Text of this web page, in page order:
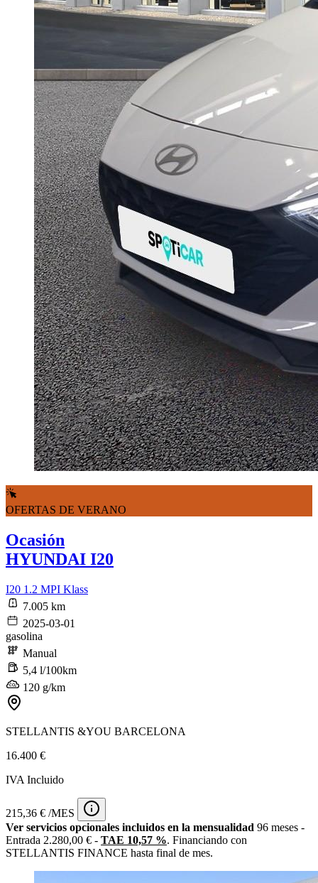
OFERTAS DE VERANO
Ocasión
HYUNDAI I20
I20 1.2 MPI Klass
7.005 km
2025-03-01
gasolina
Manual
5,4 l/100km
120 g/km
STELLANTIS &YOU BARCELONA
16.400 €
IVA Incluido
215,36 € /MES
Ver servicios opcionales incluidos en la mensualidad 96 meses -
Entrada 2.280,00 € - TAE 10,57 %. Financiando con
STELLANTIS FINANCE hasta final de mes.